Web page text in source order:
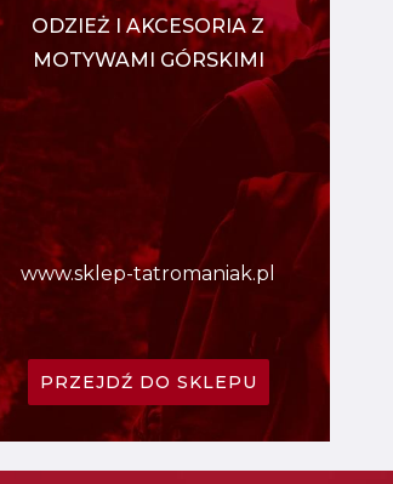
ODZIEŻ I AKCESORIA Z
MOTYWAMI GÓRSKIMI
www.sklep-tatromaniak.pl
PRZEJDŹ DO SKLEPU